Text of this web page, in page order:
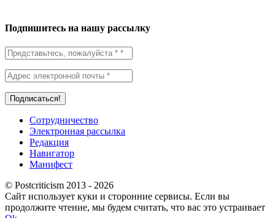
Подпишитесь на нашу рассылку
Сотрудничество
Электронная рассылка
Редакция
Навигатор
Манифест
© Postcriticism 2013 - 2026
Сайт использует куки и сторонние сервисы. Если вы
продолжите чтение, мы будем считать, что вас это устраивает